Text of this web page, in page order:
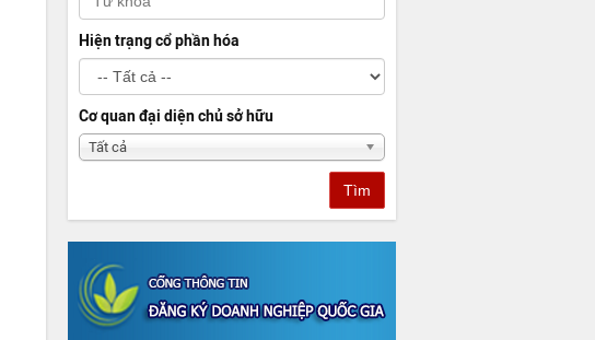
Hiện trạng cổ phần hóa
Cơ quan đại diện chủ sở hữu
Tất cả
Tìm